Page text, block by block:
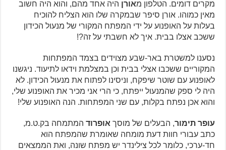
מקרים דומים. הטלפון מאורן היה אחד מהם, והוא היה חשוב
מאין כמוהו. אורן סיפר שבמקרה שלו הוא הצליח להוכיח
בעלות על האופנוע על ידי המפתח המקורי של מנעול הכידון
ששכב אצלו בבית. איך לא חשבתי על זה?!
נסענו למשטרת באר-שבע מצוידים בצמד המפתחות
המקוריים ששכבו אצלי בבית וכן במצלמת וידאו לתיעוד. ניגשנו
לאופנוע עם שוטר שיפקח, וניסינו לפתוח את מנעול הכידון. לא
היה לי ספק שהמנעול ייפתח, כי הרי אני מכיר את האופנוע שלי,
והוא אכן נפתח בקלות, עם שני המפתחות. הנה האופנוע שלי!
עופר תימור, הבעלים של מוסך אופרוד המתמחה בק.ט.מ,
כתב עבורי חוות דעת מומחה שאומרת שהמפתח הוא
חד-ערכי, כלומר לכל צילינדר יש מפתח שונה, ואת הממצאים